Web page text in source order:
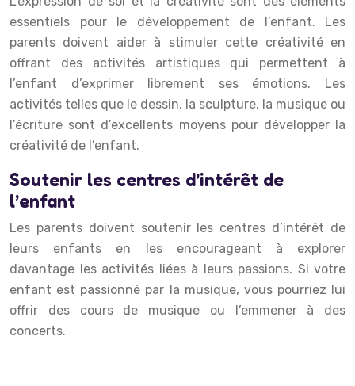
essentiels pour le développement de l’enfant. Les
parents doivent aider à stimuler cette créativité en
offrant des activités artistiques qui permettent à
l’enfant d’exprimer librement ses émotions. Les
activités telles que le dessin, la sculpture, la musique ou
l’écriture sont d’excellents moyens pour développer la
créativité de l’enfant.
Soutenir les centres d’intérêt de
l’enfant
Les parents doivent soutenir les centres d’intérêt de
leurs enfants en les encourageant à explorer
davantage les activités liées à leurs passions. Si votre
enfant est passionné par la musique, vous pourriez lui
offrir des cours de musique ou l’emmener à des
concerts.